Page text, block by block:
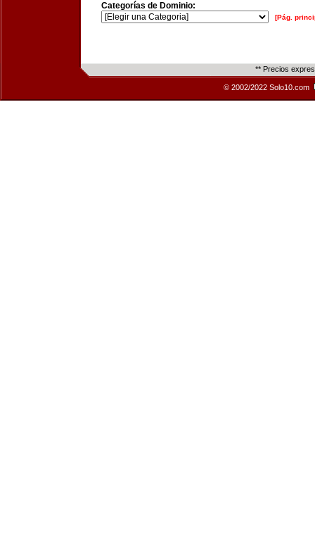
Categorías de Dominio:
[Pág.
** Precios
© 2002/2022 Solo10.com